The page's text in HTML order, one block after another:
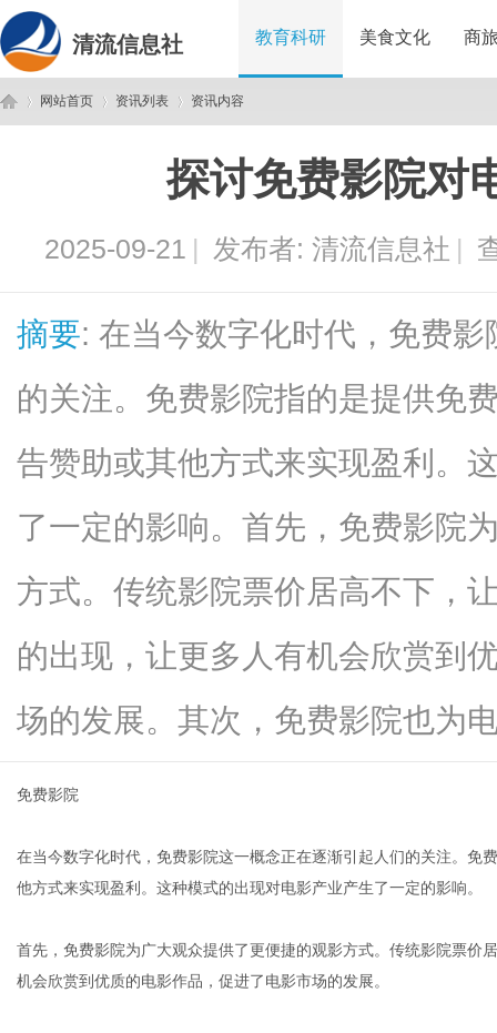
清流信息社 教育科研 美食文化 商
网站首页 资讯列表
›
资讯内容
探讨免费影院对
2025-09-21 | 发布者: 清流信息社 |
摘要: 在当今数字化时代，免费
的关注。免费影院指的是提供免
告赞助或其他方式来实现盈利。
了一定的影响。首先，免费影院
方式。传统影院票价居高不下，
的出现，让更多人有机会欣赏到
场的发展。其次，免费影院也为
免费影院
在当今数字化时代，免费影院这一概念正在逐渐引起人们的关注。免
他方式来实现盈利。这种模式的出现对电影产业产生了一定的影响。
首先，免费影院为广大观众提供了更便捷的观影方式。传统影院票价
机会欣赏到优质的电影作品，促进了电影市场的发展。